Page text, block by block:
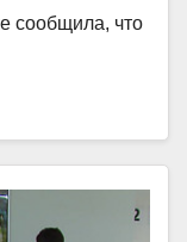
сообщила, что